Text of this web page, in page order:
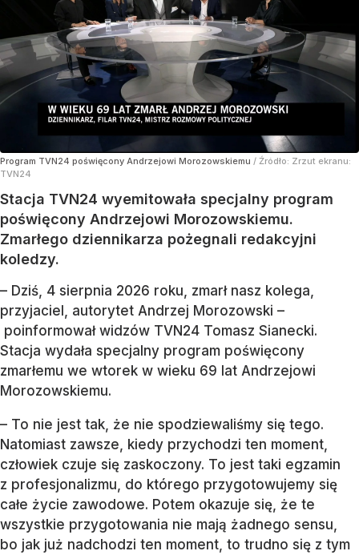
Program TVN24 poświęcony Andrzejowi Morozowskiemu / Źródło: Zrzut ekranu:
TVN24
Stacja TVN24 wyemitowała specjalny program
poświęcony Andrzejowi Morozowskiemu.
Zmarłego dziennikarza pożegnali redakcyjni
koledzy.
– Dziś, 4 sierpnia 2026 roku, zmarł nasz kolega,
przyjaciel, autorytet Andrzej Morozowski –
poinformował widzów TVN24 Tomasz Sianecki.
Stacja wydała specjalny program poświęcony
zmarłemu we wtorek w wieku 69 lat Andrzejowi
Morozowskiemu.
– To nie jest tak, że nie spodziewaliśmy się tego.
Natomiast zawsze, kiedy przychodzi ten moment,
człowiek czuje się zaskoczony. To jest taki egzamin
z profesjonalizmu, do którego przygotowujemy się
całe życie zawodowe. Potem okazuje się, że te
wszystkie przygotowania nie mają żadnego sensu,
bo jak już nadchodzi ten moment, to trudno się z tym